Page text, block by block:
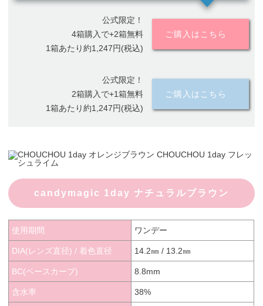
公式限定！
4箱購入で+2箱無料
1箱あたり約1,247円(税込)
ご購入はこちら
公式限定！
2箱購入で+1箱無料
1箱あたり約1,247円(税込)
ご購入はこちら
candymagic 1day ナチュラルブラウン
使用期間 ワンデー
DIA(レンズ直径) / 着色直径 14.2㎜ / 13.2㎜
BC(ベースカーブ) 8.8mm
含水率 38%